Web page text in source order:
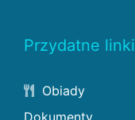
Przydatne linki
Obiady
Dokumenty